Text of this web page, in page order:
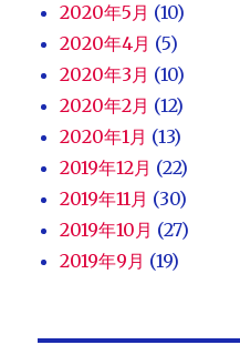
2020年5月 (10)
2020年4月 (5)
2020年3月 (10)
2020年2月 (12)
2020年1月 (13)
2019年12月 (22)
2019年11月 (30)
2019年10月 (27)
2019年9月 (19)